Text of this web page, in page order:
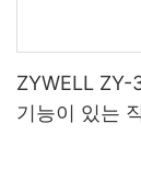
ZYWELL
기능이 있는